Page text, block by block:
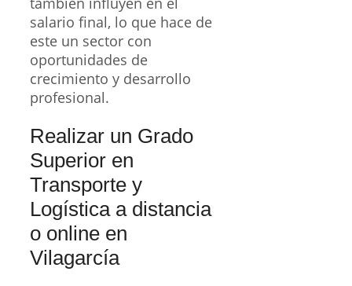
salario final, lo que hace de
este un sector con
oportunidades de
crecimiento y desarrollo
profesional.
Realizar un Grado
Superior en
Transporte y
Logística a distancia
o online en
Vilagarcía